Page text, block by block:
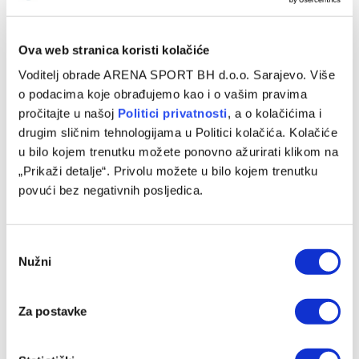
Ova web stranica koristi kolačiće
Voditelj obrade ARENA SPORT BH d.o.o. Sarajevo. Više
o podacima koje obrađujemo kao i o vašim pravima
pročitajte u našoj Politici privatnosti, a o kolačićima i
drugim sličnim tehnologijama u Politici kolačića. Kolačiće
u bilo kojem trenutku možete ponovno ažurirati klikom na
„Prikaži detalje“. Privolu možete u bilo kojem trenutku
povući bez negativnih posljedica.
Selection
Nužni
Za postavke
Marcusa Rashforda